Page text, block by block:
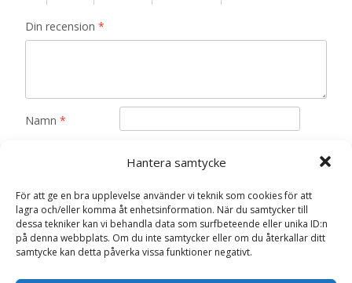
Hantera samtycke
För att ge en bra upplevelse använder vi teknik som cookies för att
lagra och/eller komma åt enhetsinformation. När du samtycker till
dessa tekniker kan vi behandla data som surfbeteende eller unika ID:n
på denna webbplats. Om du inte samtycker eller om du återkallar ditt
samtycke kan detta påverka vissa funktioner negativt.
Din recension *
Namn *
denna webbläsare till nästa gång jag skriver en
kommentar.